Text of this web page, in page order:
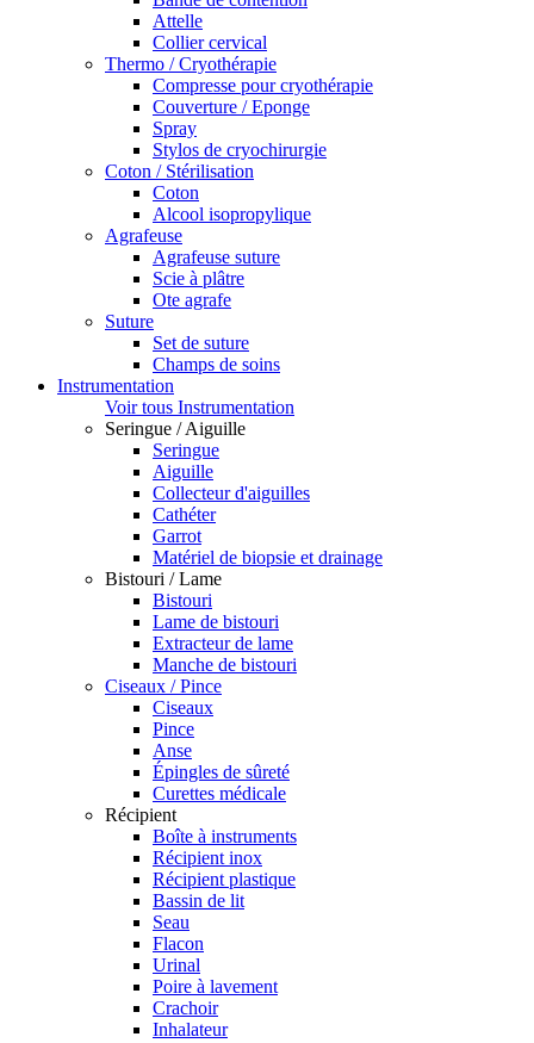
Attelle
Collier cervical
Thermo / Cryothérapie
Compresse pour cryothérapie
Couverture / Eponge
Spray
Stylos de cryochirurgie
Coton / Stérilisation
Coton
Alcool isopropylique
Agrafeuse
Agrafeuse suture
Scie à plâtre
Ote agrafe
Suture
Set de suture
Champs de soins
Instrumentation
Voir tous Instrumentation
Seringue / Aiguille
Seringue
Aiguille
Collecteur d'aiguilles
Cathéter
Garrot
Matériel de biopsie et drainage
Bistouri / Lame
Bistouri
Lame de bistouri
Extracteur de lame
Manche de bistouri
Ciseaux / Pince
Ciseaux
Pince
Anse
Épingles de sûreté
Curettes médicale
Récipient
Boîte à instruments
Récipient inox
Récipient plastique
Bassin de lit
Seau
Flacon
Urinal
Poire à lavement
Crachoir
Inhalateur